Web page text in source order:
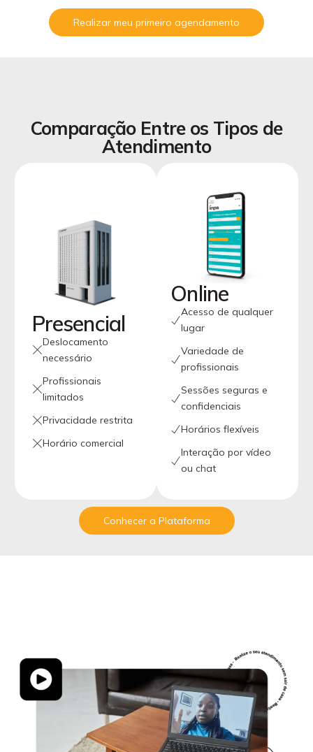
Realizar meu primeiro agendamento
Comparação Entre os Tipos de
Atendimento
Presencial
Deslocamento
necessário
Profissionais
limitados
Privacidade restrita
Horário comercial
Online
Acesso de qualquer
lugar
Variedade de
profissionais
Sessões seguras e
confidenciais
Horários flexíveis
Interação por vídeo
ou chat
Conhecer a Plataforma